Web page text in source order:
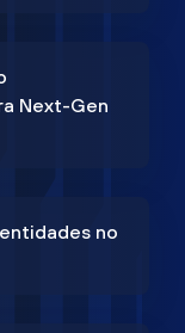
Next-Gen
no